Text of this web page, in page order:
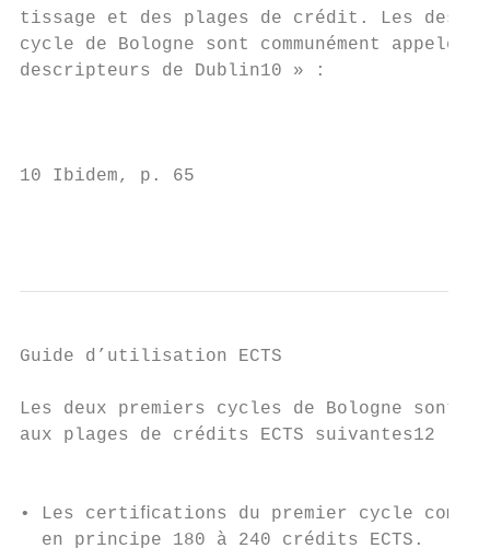
tissage et des plages de crédit. Les
cycle de Bologne sont communément
descripteurs de Dublin10 » :
10 Ibidem, p. 65
Guide d’utilisation ECTS
Les deux premiers cycles de Bologne
aux plages de crédits ECTS suivantes12 :
• Les certiﬁcations du premier cycle
en principe 180 à 240 crédits ECTS.